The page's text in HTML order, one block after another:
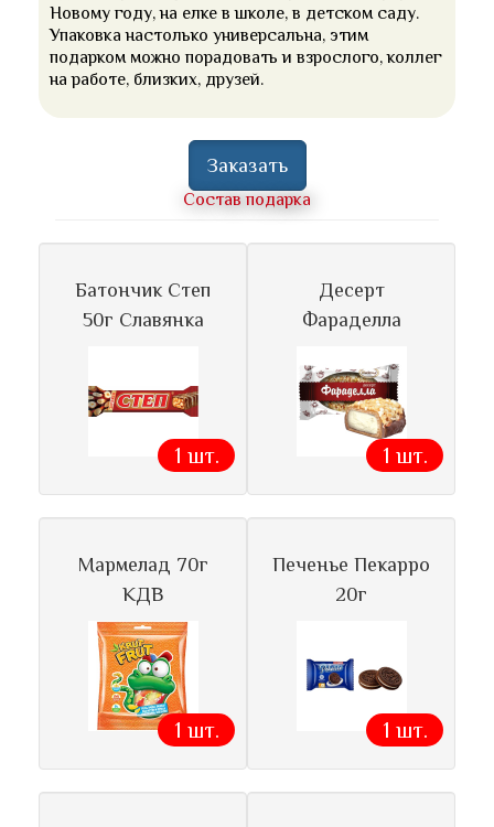
Новому году, на елке в школе, в детском саду.
Упаковка настолько универсальна, этим
подарком можно порадовать и взрослого, коллег
на работе, близких, друзей.
Заказать
Состав подарка
Батончик Степ
50г Славянка
1 шт.
Десерт
Фараделла
1 шт.
Мармелад 70г
КДВ
1 шт.
Печенье Пекарро
20г
1 шт.